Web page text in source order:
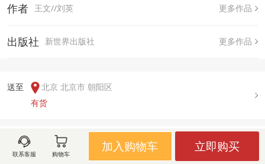
作者 王文//刘英 更多作品
出版社 新世界出版社 更多作品
送至
北京 北京市 朝阳区
有货
用户评论(
联系客服 购物车
加入购物车 立即购买